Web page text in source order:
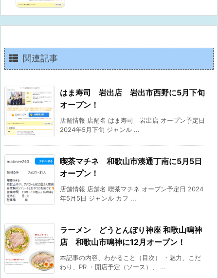
関連記事
はま寿司 岩出店 岩出市西野に5月下旬
オープン！
店舗情報 店舗名 はま寿司 岩出店 オープン予定日
2024年5月下旬 ジャンル ...
喫茶マチネ 和歌山市湊通丁南に5月5日
オープン！
店舗情報 店舗名 喫茶マチネ オープン予定日 2024
年5月5日 ジャンル カフ ...
ラーメン どうとんぼり神座 和歌山鳴神
店 和歌山市鳴神に12月オープン！
本記事の内容、わかること（目次） ・魅力、こだ
わり、PR ・開店予定（ソース）、 ...